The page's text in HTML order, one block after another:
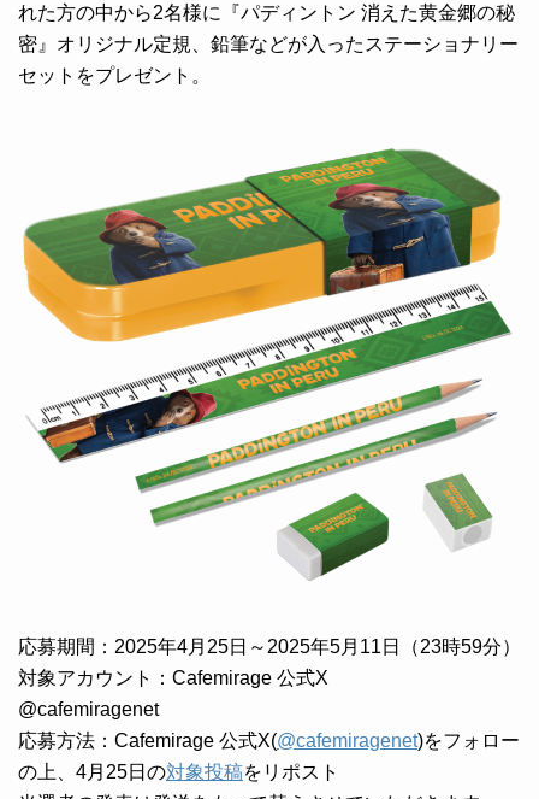
れた方の中から2名様に『パディントン 消えた黄金郷の秘
密』オリジナル定規、鉛筆などが入ったステーショナリー
セットをプレゼント。
応募期間：2025年4月25日～2025年5月11日（23時59分）
対象アカウント：Cafemirage 公式X
@cafemiragenet
応募方法：Cafemirage 公式X(@cafemiragenet)をフォロー
の上、4月25日の対象投稿をリポスト